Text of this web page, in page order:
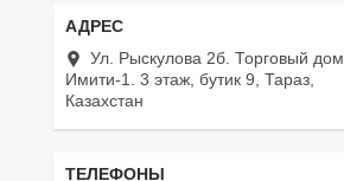
Ул. Рыскулова 2б. Торговый дом
Имити-1. 3 этаж, бутик 9, Тараз,
Казахстан